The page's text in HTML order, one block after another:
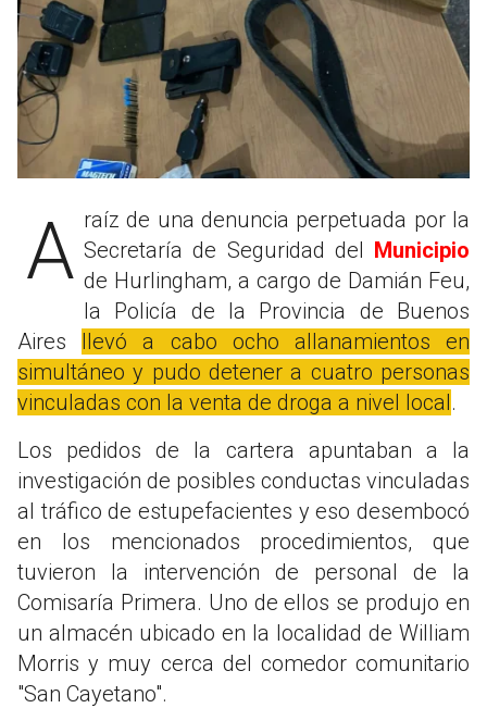
A raíz de una denuncia perpetuada por la Secretaría de Seguridad del Municipio
de Hurlingham, a cargo de Damián Feu,
la Policía de la Provincia de Buenos
Aires llevó a cabo ocho allanamientos en
simultáneo y pudo detener a cuatro personas
vinculadas con la venta de droga a nivel local.
Los pedidos de la cartera apuntaban a la
investigación de posibles conductas vinculadas
al tráfico de estupefacientes y eso desembocó
en los mencionados procedimientos, que
tuvieron la intervención de personal de la
Comisaría Primera. Uno de ellos se produjo en
un almacén ubicado en la localidad de William
Morris y muy cerca del comedor comunitario
"San Cayetano".